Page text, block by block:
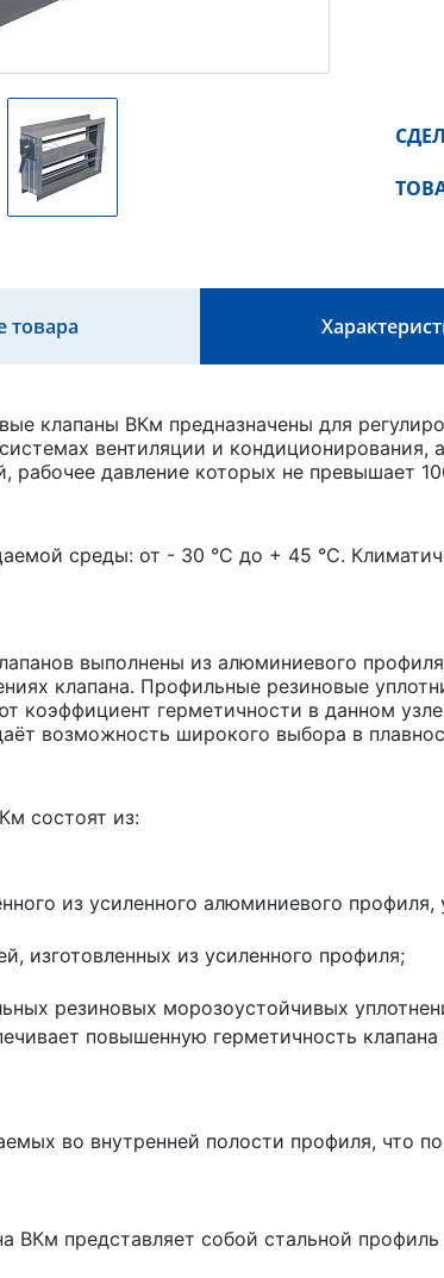
товара
клапаны ВКм предназначены для
вентиляции и кондиционирования,
рабочее давление которых не превышает
среды: от - 30 °С до + 45 °С.
выполнены из алюминиевого
клапана. Профильные резиновые
коэффициент герметичности в данном
возможность широкого выбора в
состоят из:
из усиленного алюминиевого
изготовленных из усиленного профиля;
резиновых морозоустойчивых
повышенную герметичность
во внутренней полости профиля, что
ВКм представляет собой стальной профиль